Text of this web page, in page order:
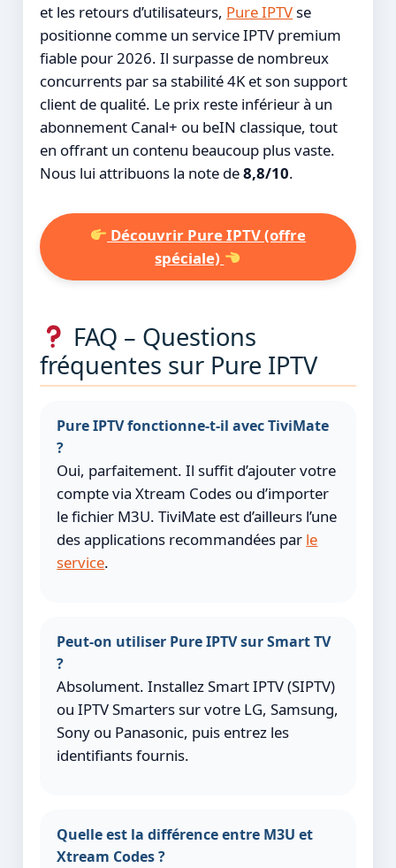
et les retours d’utilisateurs, Pure IPTVse
positionne comme un service IPTV premium
fiable pour 2026. Il surpasse de nombreux
concurrents par sa stabilité 4K et son support
client de qualité. Le prix reste inférieur à un
abonnement Canal+ ou beIN classique, tout
en offrant un contenu beaucoup plus vaste.
Nous lui attribuons la note de8,8/10.
Découvrir Pure IPTV (offre
spéciale)
FAQ – Questions
fréquentes sur Pure IPTV
Pure IPTV fonctionne-t-il avec TiviMate
?
Oui, parfaitement. Il suffit d’ajouter votre
compte via Xtream Codes ou d’importer
le fichier M3U. TiviMate est d’ailleurs l’une
des applications recommandées par le
service.
Peut-on utiliser Pure IPTV sur Smart TV
?
Absolument. Installez Smart IPTV (SIPTV)
ou IPTV Smarters sur votre LG, Samsung,
Sony ou Panasonic, puis entrez les
identifiants fournis.
Quelle est la différence entre M3U et
Xtream Codes ?